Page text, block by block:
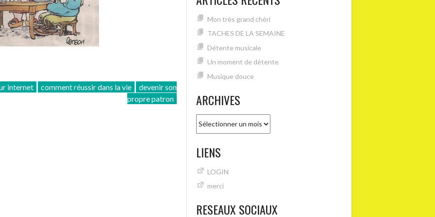
internet comment réussir dans la vie
devenir son
propre patron
Mon très grand chéri
TACHES DE LA SEMAINE
Détente musicale
Un moment de détente
Musique douce
ARCHIVES
LIENS
LOGIN
merci
RESEAUX SOCIAUX